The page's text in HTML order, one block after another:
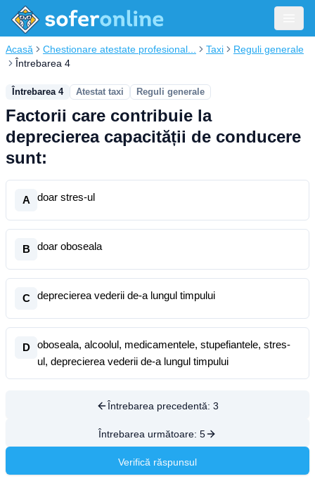
Acasă Chestionare atestate profesional... Taxi
Reguli generale
Întrebarea 4
Întrebarea 4 Atestat taxi Reguli generale
Factorii care contribuie la
deprecierea capacității de conducere
sunt:
A doar stres-ul
B doar oboseala
C deprecierea vederii de-a lungul timpului
D
oboseala, alcoolul, medicamentele, stupefiantele, stres-
ul, deprecierea vederii de-a lungul timpului
Întrebarea precedentă: 3
Întrebarea următoare: 5
Verifică răspunsul